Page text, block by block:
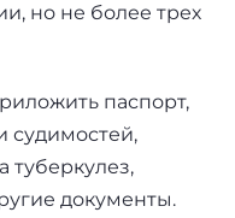
но не более трех
паспорт,
судимостей,
туберкулез,
документы.